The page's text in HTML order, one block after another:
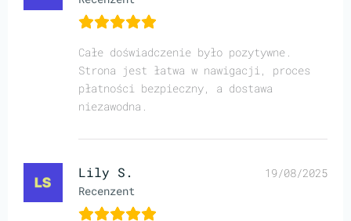
Całe doświadczenie było pozytywne.
Strona jest łatwa w nawigacji, proces
płatności bezpieczny, a dostawa
niezawodna.
Lily S.
Recenzent
19/08/2025